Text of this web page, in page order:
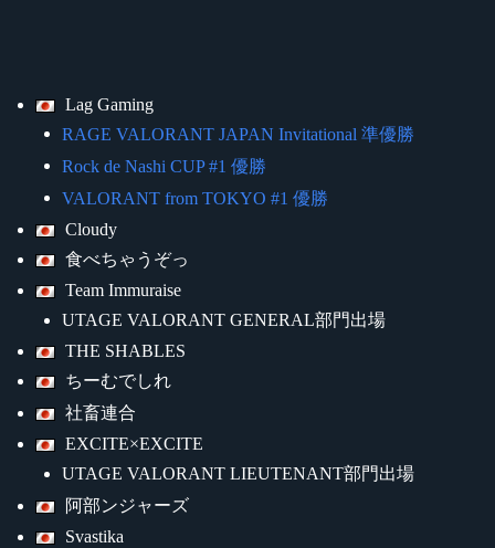
Lag Gaming
RAGE VALORANT JAPAN Invitational 準優勝
Rock de Nashi CUP #1 優勝
VALORANT from TOKYO #1 優勝
Cloudy
食べちゃうぞっ
Team Immuraise
UTAGE VALORANT GENERAL部門出場
THE SHABLES
ちーむでしれ
社畜連合
EXCITE×EXCITE
UTAGE VALORANT LIEUTENANT部門出場
阿部ンジャーズ
Svastika